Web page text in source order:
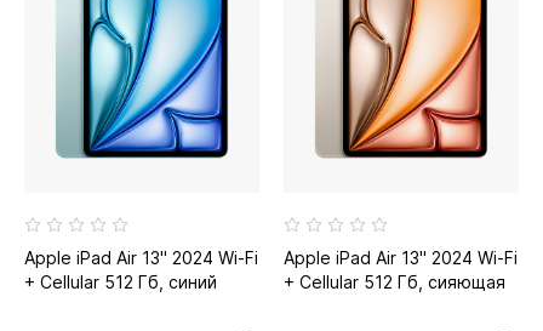
Apple iPad Air 13" 2024 Wi-Fi
+ Cellular 512 Гб, синий
Apple iPad Air 13" 2024 Wi-Fi
+ Cellular 512 Гб, сияющая